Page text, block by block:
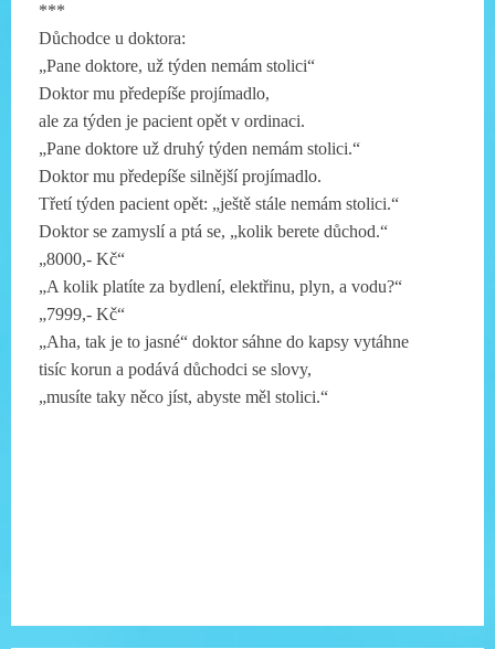
***
Důchodce u doktora:
„Pane doktore, už týden nemám stolici“
Doktor mu předepíše projímadlo,
ale za týden je pacient opět v ordinaci.
„Pane doktore už druhý týden nemám stolici.“
Doktor mu předepíše silnější projímadlo.
Třetí týden pacient opět: „ještě stále nemám stolici.“
Doktor se zamyslí a ptá se, „kolik berete důchod.“
„8000,- Kč“
„A kolik platíte za bydlení, elektřinu, plyn, a vodu?“
„7999,- Kč“
„Aha, tak je to jasné“ doktor sáhne do kapsy vytáhne
tisíc korun a podává důchodci se slovy,
„musíte taky něco jíst, abyste měl stolici.“